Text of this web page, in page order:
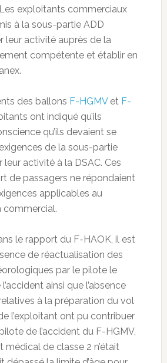
exploitants commerciaux
à la sous-partie ADD
leur activité auprès de la
compétente et établir en
des ballons F-HGMVet F-
ont indiqué qu’ils
qu’ils devaient se
de la sous-partie
activité à la DSAC. Ces
de passagers ne répondaient
applicables au
commercial.
le rapport du F-HAOK, il est
de réactualisation des
par le pilote le
ainsi que l’absence
à la préparation du vol
l’exploitant ont pu contribuer
de l’accident du F-HGMV,
de classe 2 n’était